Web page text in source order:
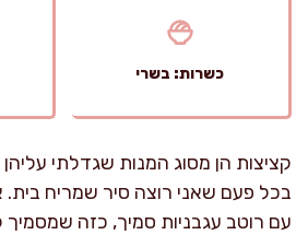
כשרות: בשרי
קציצות הן מסוג המנות שגדלתי עליהן
בכל פעם שאני רוצה סיר שמריח בית.
עם רוטב עגבניות סמיך, כזה